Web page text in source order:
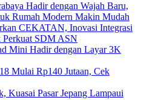
Hadir dengan Wajah Baru,
Rumah Modern Makin Mudah
CEKATAN, Inovasi Integrasi
Perkuat SDM ASN
Mini Hadir dengan Layar 3K
Mulai Rp140 Jutaan, Cek
Kuasai Pasar Jepang Lampaui